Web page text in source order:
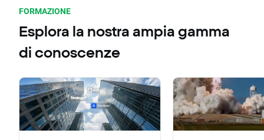
FORMAZIONE
Esplora la nostra ampia gamma
di conoscenze